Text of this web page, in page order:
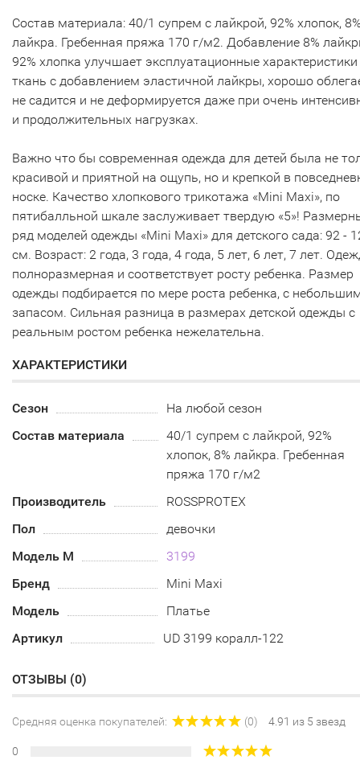
Состав материала: 40/1 супрем с лайкрой, 92% хлопок,
лайкра. Гребенная пряжа 170 г/м2. Добавление 8%
92% хлопка улучшает эксплуатационные
ткань с добавлением эластичной лайкры, хорошо
не садится и не деформируется даже при очень
и продолжительных нагрузках.
Важно что бы современная одежда для детей была не
красивой и приятной на ощупь, но и крепкой в
носке. Качество хлопкового трикотажа «Mini Maxi», по
пятибалльной шкале заслуживает твердую «5»!
ряд моделей одежды «Mini Maxi» для детского сада: 92 -
см. Возраст: 2 года, 3 года, 4 года, 5 лет, 6 лет, 7 лет.
полноразмерная и соответствует росту ребенка. Размер
одежды подбирается по мере роста ребенка, с
запасом. Сильная разница в размерах детской одежды с
реальным ростом ребенка нежелательна.
ХАРАКТЕРИСТИКИ
Сезон
На любой сезон
Состав материала
40/1 супрем с лайкрой, 92%
хлопок, 8% лайкра. Гребенная
пряжа 170 г/м2
Производитель
ROSSPROTEX
Пол
девочки
Модель М
3199
Бренд
Mini Maxi
Модель
Платье
Артикул
UD 3199 коралл-122
ОТЗЫВЫ (0)
Средняя оценка покупателей: (0) 4.91 из 5 звезд
0